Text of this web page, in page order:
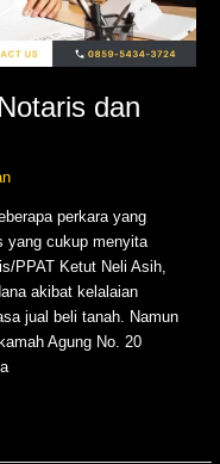
dan
perkara yang
yang cukup menyita
PPAT Ketut Neli Asih,
akibat kelalaian
jual beli tanah. Namun
Agung No. 20